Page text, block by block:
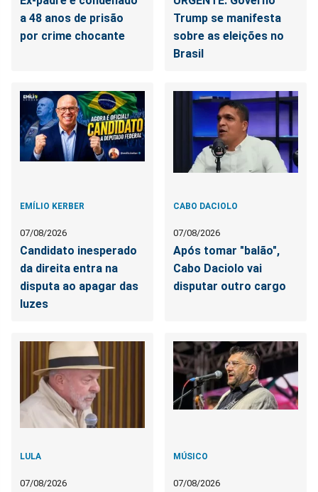
a 48 anos de prisão
por crime chocante
Trump se manifesta
sobre as eleições no
Brasil
EMÍLIO KERBER
07/08/2026
Candidato inesperado
da direita entra na
disputa ao apagar das
luzes
CABO DACIOLO
07/08/2026
Após tomar "balão",
Cabo Daciolo vai
disputar outro cargo
LULA
07/08/2026
MÚSICO
07/08/2026